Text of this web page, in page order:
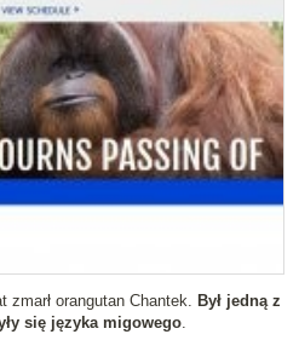
zmarł orangutan Chantek. Był jedną z
się języka migowego.